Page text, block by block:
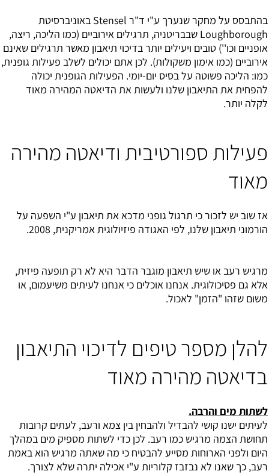
בהתבסס על מחקר שנערך ע"י ד"ר Stensel באוניברסיטת
Loughborough שבבריטניה, תרגילים אירוביים (כמו הליכה, ריצה,
אופניים וכו'') טובים ויעילים יותר בדיכוי תיאבון מאשר תרגילים שאינם
אירוביים (כמו אימון משקולות). לכן אתם יכולים לשלב פעילות גופנית,
כמו: הליכה פשוטה על בסיס יום-יומי. הפעילות הגופנית יכולה
להפחית את התיאבון שלנו ולעשות את הדיאטה המהירה מאוד
לקלה יותר.
פעילות ספורטיבית ודיאטה מהירה
מאוד
אז שוב יש לזכור כי תרגול גופני מדכא את תיאבון ע"י השפעה על
הורמוני תיאבון שלנו, לפי האגודה פיזיולוגית אמריקנית, 2008.
מרגיש רעב או שיש תיאבון מוגבר הדבר היא לא רק תופעה פיזית,
אלא גם פסיכולוגית. אנחנו אוכלים כי אנחנו לעיתים משיעמום, או
משום שזהו "הזמן" לאכול.
להלן מספר טיפים לדיכוי התיאבון
בדיאטה מהירה מאוד
לשתות מים והרבה.
לעיתים ישנו קושי להבדיל ולהבחין בין צמא ורעב, לעתים קרובות
תחושת הצמה מרגיש כמו רעב. לכן כדי לשתות מספיק מים במהלך
היום ולפני הארוחות מסייע להבטיח כי מה שאתה מרגיש הוא באמת
רעב, כך שאנו לא נבזבז קלוריות ע"י אכילה יתרה שלא לצורך.